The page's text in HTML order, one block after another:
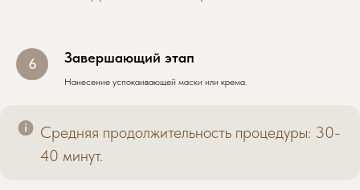
Завершающий этап
Нанесение успокаивающей маски или крема.
Средняя продолжительность процедуры: 30-
40 минут.